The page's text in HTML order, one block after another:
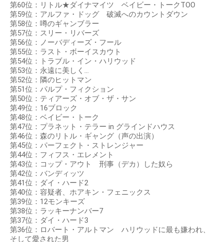
第60位：リトル★ダイナマイツ ベイビー・トークTOO
第59位：アルファ・ドッグ 破滅へのカウントダウン
第58位：噂のギャンブラー
第57位：スリー・リバーズ
第56位：ノーバディーズ・フール
第55位：ラスト・ボーイスカウト
第54位：トラブル・イン・ハリウッド
第53位：永遠に美しく…
第52位：隣のヒットマン
第51位：パルプ・フィクション
第50位：ティアーズ・オブ・ザ・サン
第49位：16ブロック
第48位：ベイビー・トーク
第47位：プラネット・テラー in グラインドハウス
第46位：森のリトル・ギャング（声の出演）
第45位：パーフェクト・ストレンジャー
第44位：フィフス・エレメント
第43位：コップ・アウト 刑事（デカ）した奴ら
第42位：バンディッツ
第41位：ダイ・ハード2
第40位：容疑者、ホアキン・フェニックス
第39位：12モンキーズ
第38位：ラッキーナンバー7
第37位：ダイ・ハード3
第36位：ロバート・アルトマン ハリウッドに最も嫌われ、
そして愛された男